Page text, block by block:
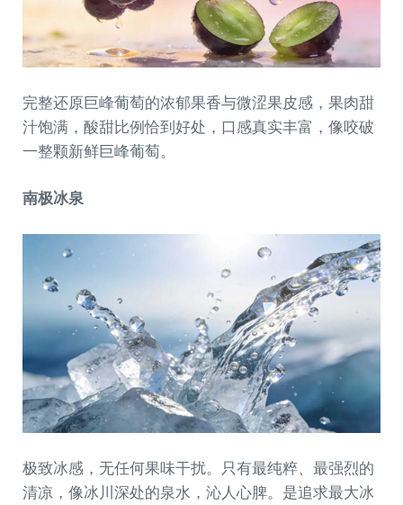
完整还原巨峰葡萄的浓郁果香与微涩果皮感，果肉甜
汁饱满，酸甜比例恰到好处，口感真实丰富，像咬破
一整颗新鲜巨峰葡萄。
南极冰泉
极致冰感，无任何果味干扰。只有最纯粹、最强烈的
清凉，像冰川深处的泉水，沁人心脾。是追求最大冰